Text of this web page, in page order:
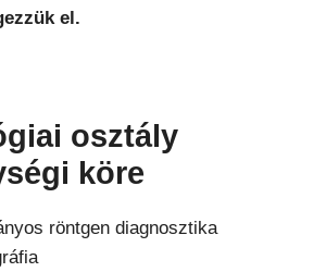
el.
osztály
köre
röntgen diagnosztika